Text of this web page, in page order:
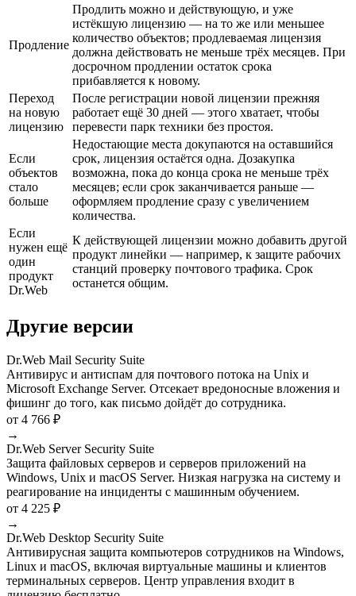
Продление
Продлить можно и действующую, и уже
истёкшую лицензию — на то же или меньшее
количество объектов; продлеваемая лицензия
должна действовать не меньше трёх месяцев. При
досрочном продлении остаток срока
прибавляется к новому.
Переход
на новую
лицензию
После регистрации новой лицензии прежняя
работает ещё 30 дней — этого хватает, чтобы
перевести парк техники без простоя.
Если
объектов
стало
больше
Недостающие места докупаются на оставшийся
срок, лицензия остаётся одна. Дозакупка
возможна, пока до конца срока не меньше трёх
месяцев; если срок заканчивается раньше —
оформляем продление сразу с увеличением
количества.
Если
нужен ещё
один
продукт
Dr.Web
К действующей лицензии можно добавить другой
продукт линейки — например, к защите рабочих
станций проверку почтового трафика. Срок
останется общим.
Другие версии
Dr.Web Mail Security Suite
Антивирус и антиспам для почтового потока на Unix и
Microsoft Exchange Server. Отсекает вредоносные вложения и
фишинг до того, как письмо дойдёт до сотрудника.
от 4 766 ₽
→
Dr.Web Server Security Suite
Защита файловых серверов и серверов приложений на
Windows, Unix и macOS Server. Низкая нагрузка на систему и
реагирование на инциденты с машинным обучением.
от 4 225 ₽
→
Dr.Web Desktop Security Suite
Антивирусная защита компьютеров сотрудников на Windows,
Linux и macOS, включая виртуальные машины и клиентов
терминальных серверов. Центр управления входит в